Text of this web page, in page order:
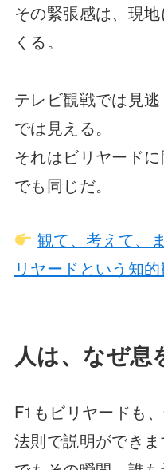
その緊張感は、現
くる。
テレビ観戦では見
では見える。
それはビリヤード
でも同じだ。
観て、考えて、
リヤードという知的
人は、なぜ息
F1もビリヤードも
法則で説明ができま